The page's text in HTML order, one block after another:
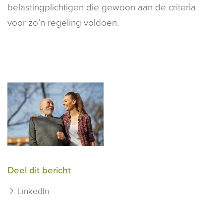
belastingplichtigen die gewoon aan de criteria
voor zo’n regeling voldoen.
Deel dit bericht
LinkedIn